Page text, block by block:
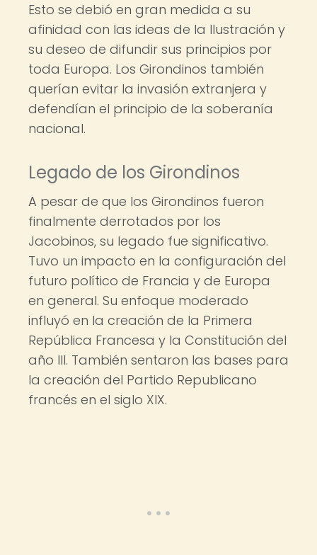
Esto se debió en gran medida a su
afinidad con las ideas de la Ilustración y
su deseo de difundir sus principios por
toda Europa. Los Girondinos también
querían evitar la invasión extranjera y
defendían el principio de la soberanía
nacional.
Legado de los Girondinos
A pesar de que los Girondinos fueron
finalmente derrotados por los
Jacobinos, su legado fue significativo.
Tuvo un impacto en la configuración del
futuro político de Francia y de Europa
en general. Su enfoque moderado
influyó en la creación de la Primera
República Francesa y la Constitución del
año III. También sentaron las bases para
la creación del Partido Republicano
francés en el siglo XIX.